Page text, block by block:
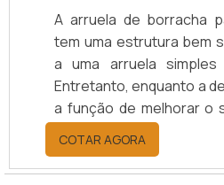
A arruela de borracha
tem uma estrutura bem
a uma arruela
Entretanto, enquanto a
a função de melhorar o
aplicação de um
exemplo, a de borracha é
sistemas de
COTAR AGORA